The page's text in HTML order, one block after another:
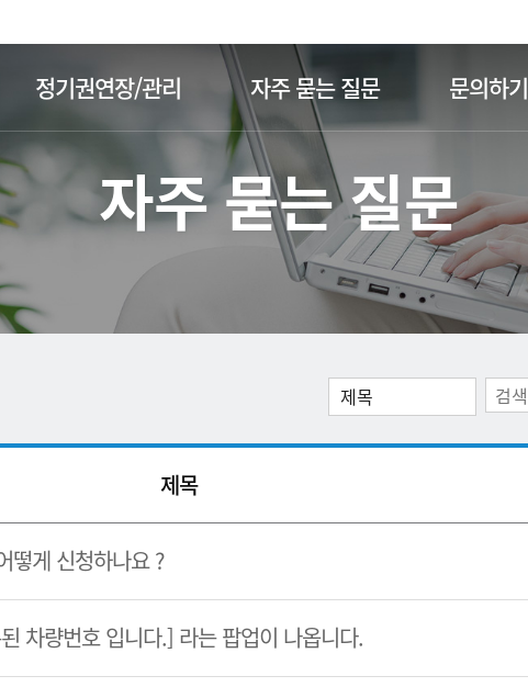
정기권연장/관리 자주 묻는 질문 문의하기
자주 묻는 질문
제목
떻게 신청하나요 ?
차량번호 입니다.] 라는 팝업이 나옵니다.